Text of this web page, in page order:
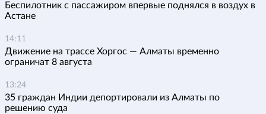
Беспилотник с пассажиром впервые поднялся в воздух в
Астане
14:11
Движение на трассе Хоргос — Алматы временно
ограничат 8 августа
13:24
35 граждан Индии депортировали из Алматы по
решению суда